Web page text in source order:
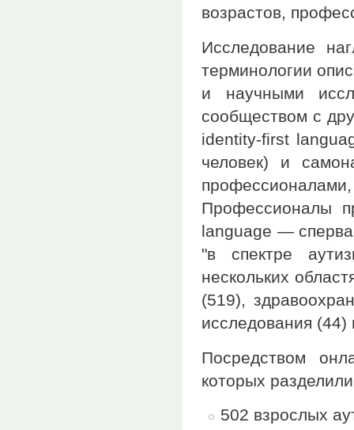
возрастов,
Исследование
терминологии
и научными
сообществом с
identity-first
человек) и
Профессионалы
language —
"в спектре
нескольких
(519),
исследования
Посредством
которых
502 взрослых